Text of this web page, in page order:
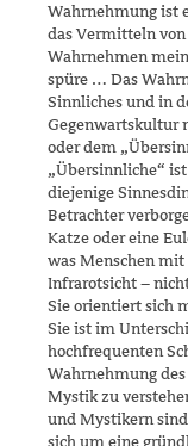
Wahrnehmung ist
das Vermitteln von
Wahrnehmen
spüre … Das
Sinnliches und in
Gegenwartskultur
oder dem
„Übersinnliche“
diejenige
Betrachter
Katze oder eine
was Menschen
Infrarotsicht –
Sie orientiert sich
Sie ist im
hochfrequenten
Wahrnehmung
Mystik zu
und Mystikern
sich um eine